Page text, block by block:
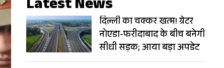
Latest News
दिल्ली का चक्कर खत्म! ग्रेटर
नोएडा-फरीदाबाद के बीच बनेगी
सीधी सड़क; आया बड़ा अपडेट